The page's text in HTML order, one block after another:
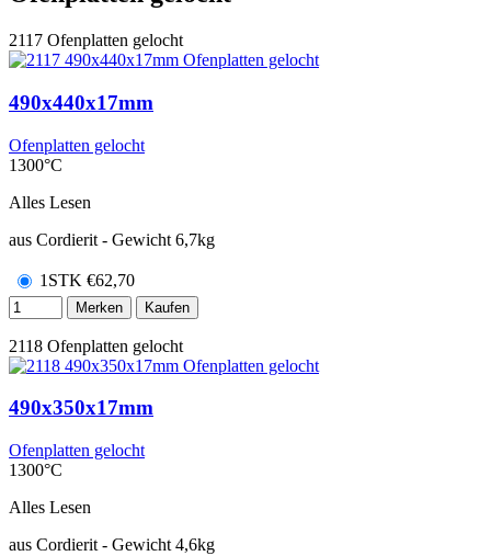
2117 Ofenplatten gelocht
490x440x17mm
Ofenplatten gelocht
1300°C
Alles Lesen
aus Cordierit - Gewicht 6,7kg
1STK €62,70
Merken Kaufen
2118 Ofenplatten gelocht
490x350x17mm
Ofenplatten gelocht
1300°C
Alles Lesen
aus Cordierit - Gewicht 4,6kg